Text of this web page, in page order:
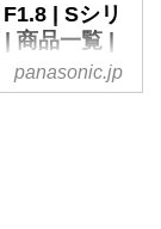
| Sシリ
商品一覧 |
（ルミ
panasonic.jp